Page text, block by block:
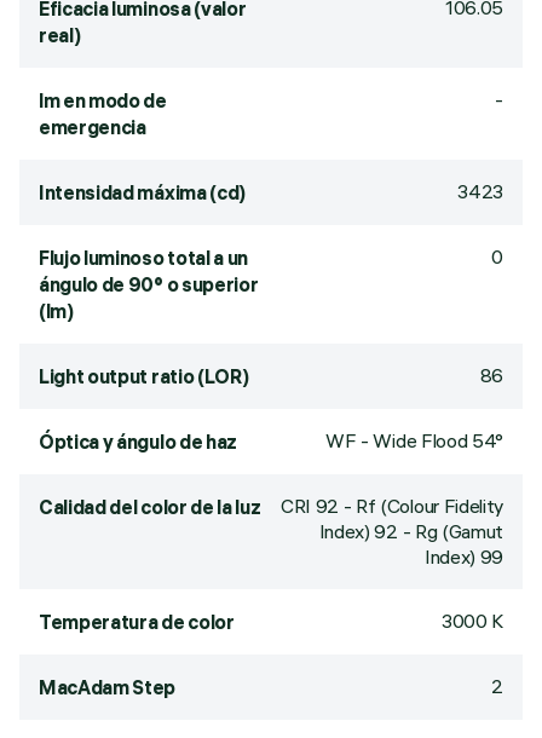
Eficacia luminosa (valor
real)
106.05
lm en modo de
emergencia
-
Intensidad máxima (cd) 3423
Flujo luminoso total a un
ángulo de 90° o superior
(lm)
0
Light output ratio (LOR) 86
Óptica y ángulo de haz WF - Wide Flood 54°
Calidad del color de la luz CRI 92 - Rf (Colour Fidelity
Index) 92 - Rg (Gamut
Index) 99
Temperatura de color 3000 K
MacAdam Step 2